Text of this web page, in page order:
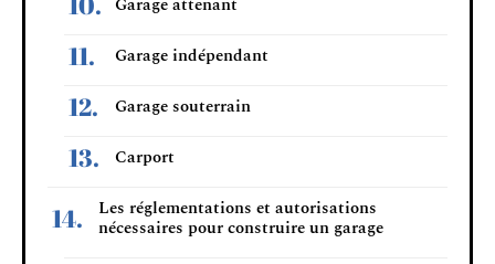
Garage indépendant
Garage souterrain
Carport
Les réglementations et autorisations
nécessaires pour construire un garage